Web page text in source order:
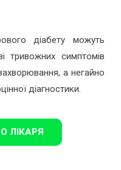
діабету можуть
тривожних симптомів
а негайно
діагностики.
ЛІКАРЯ